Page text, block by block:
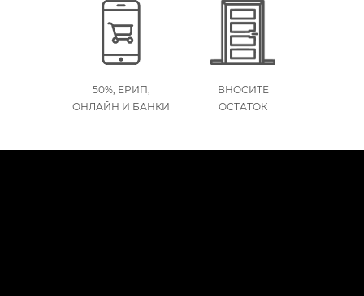
50%, ЕРИП,
ОНЛАЙН И БАНКИ
ВНОСИТЕ
ОСТАТОК